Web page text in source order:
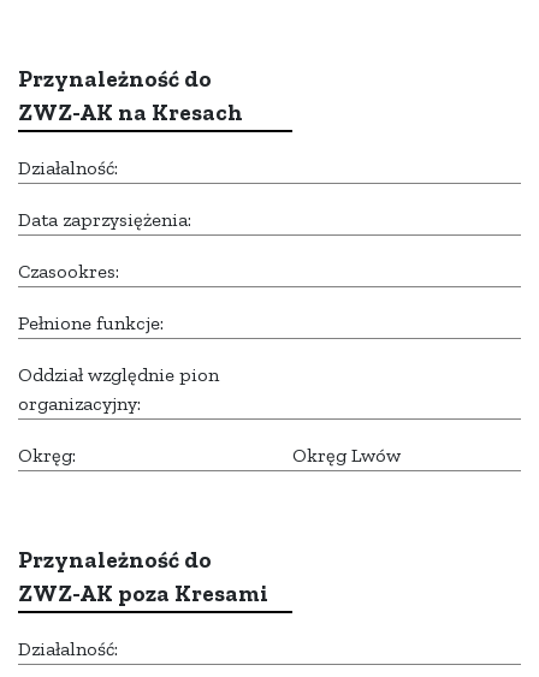
Przynależność do
ZWZ-AK na Kresach
Działalność:
Data zaprzysiężenia:
Czasookres:
Pełnione funkcje:
Oddział względnie pion
organizacyjny:
Okręg: Okręg Lwów
Przynależność do
ZWZ-AK poza Kresami
Działalność: